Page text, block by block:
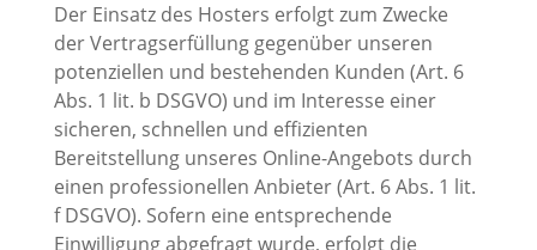
Der Einsatz des Hosters erfolgt zum Zwecke
der Vertragserfüllung gegenüber unseren
potenziellen und bestehenden Kunden (Art. 6
Abs. 1 lit. b DSGVO) und im Interesse einer
sicheren, schnellen und effizienten
Bereitstellung unseres Online-Angebots durch
einen professionellen Anbieter (Art. 6 Abs. 1 lit.
f DSGVO). Sofern eine entsprechende
Einwilligung abgefragt wurde, erfolgt die